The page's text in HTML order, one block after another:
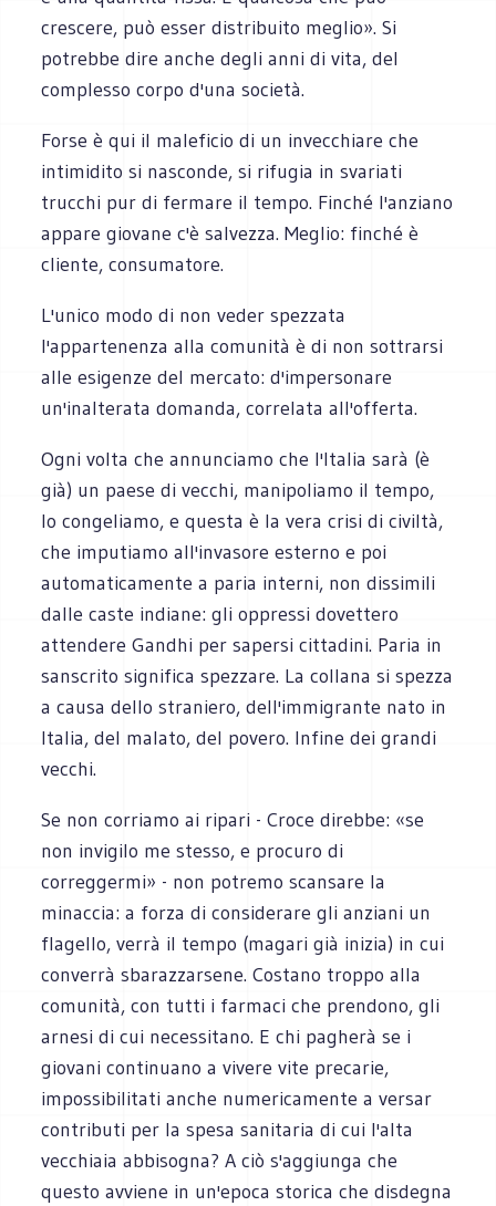
crescere, può esser distribuito meglio». Si
potrebbe dire anche degli anni di vita, del
complesso corpo d'una società.
Forse è qui il maleficio di un invecchiare che
intimidito si nasconde, si rifugia in svariati
trucchi pur di fermare il tempo. Finché l'anziano
appare giovane c'è salvezza. Meglio: finché è
cliente, consumatore.
L'unico modo di non veder spezzata
l'appartenenza alla comunità è di non sottrarsi
alle esigenze del mercato: d'impersonare
un'inalterata domanda, correlata all'offerta.
Ogni volta che annunciamo che l'Italia sarà (è
già) un paese di vecchi, manipoliamo il tempo,
lo congeliamo, e questa è la vera crisi di civiltà,
che imputiamo all'invasore esterno e poi
automaticamente a paria interni, non dissimili
dalle caste indiane: gli oppressi dovettero
attendere Gandhi per sapersi cittadini. Paria in
sanscrito significa spezzare. La collana si spezza
a causa dello straniero, dell'immigrante nato in
Italia, del malato, del povero. Infine dei grandi
vecchi.
Se non corriamo ai ripari - Croce direbbe: «se
non invigilo me stesso, e procuro di
correggermi» - non potremo scansare la
minaccia: a forza di considerare gli anziani un
flagello, verrà il tempo (magari già inizia) in cui
converrà sbarazzarsene. Costano troppo alla
comunità, con tutti i farmaci che prendono, gli
arnesi di cui necessitano. E chi pagherà se i
giovani continuano a vivere vite precarie,
impossibilitati anche numericamente a versar
contributi per la spesa sanitaria di cui l'alta
vecchiaia abbisogna? A ciò s'aggiunga che
questo avviene in un'epoca storica che disdegna